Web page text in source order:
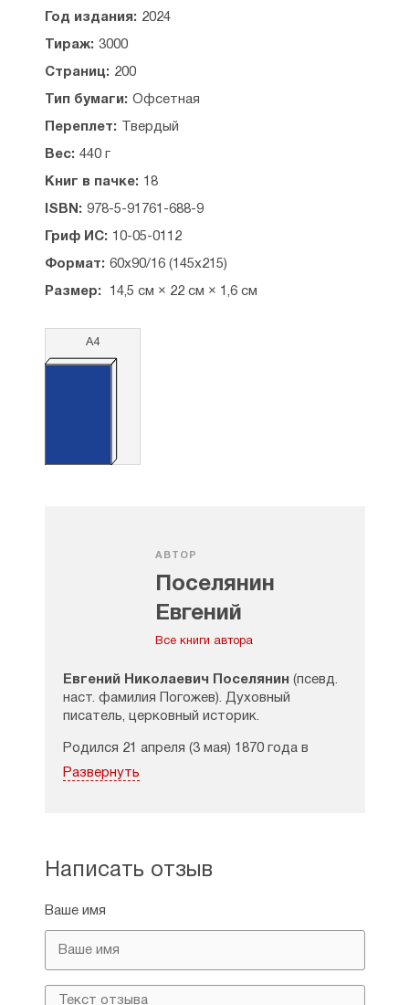
Глава I. В миру
Глава III. От послушничества до старчества
Глава IV. Начало старчества
Глава VI. Черты характера
Глава VII. Духовные дары
Глава IX. Шамординский женский монастырь
Глава X. Жизнь догорает
Глава XII Последние впечатления
Заключение
Год издания: 2024
Тираж: 3000
Страниц: 200
Тип бумаги: Офсетная
Переплет: Твердый
Вес: 440 г
Книг в пачке: 18
ISBN: 978-5-91761-688-9
Гриф ИС: 10-05-0112
Формат: 60х90/16 (145х215)
Размер: 14,5 см × 22 см × 1,6 см
А4
АВТОР
Поселянин
Евгений
Все книги автора
Евгений Николаевич Поселянин (псевд.
наст. фамилия Погожев). Духовный
писатель, церковный историк.
Родился 21 апреля (3 мая) 1870 года в
Москве. Отец его Николай Александрович,
был "родом из духовного звания". Работал
княгиня Н. В. Оболенская. Прадедом
Кандалинцева, во втором браке за
Абациевым, умерла в эмиграции в Берлине)
был сенатор генерал-майор Михайловский-
Данилевский, видный военный историк.
Поселянин получил «строгое и
Развернуть
Написать отзыв
Ваше имя